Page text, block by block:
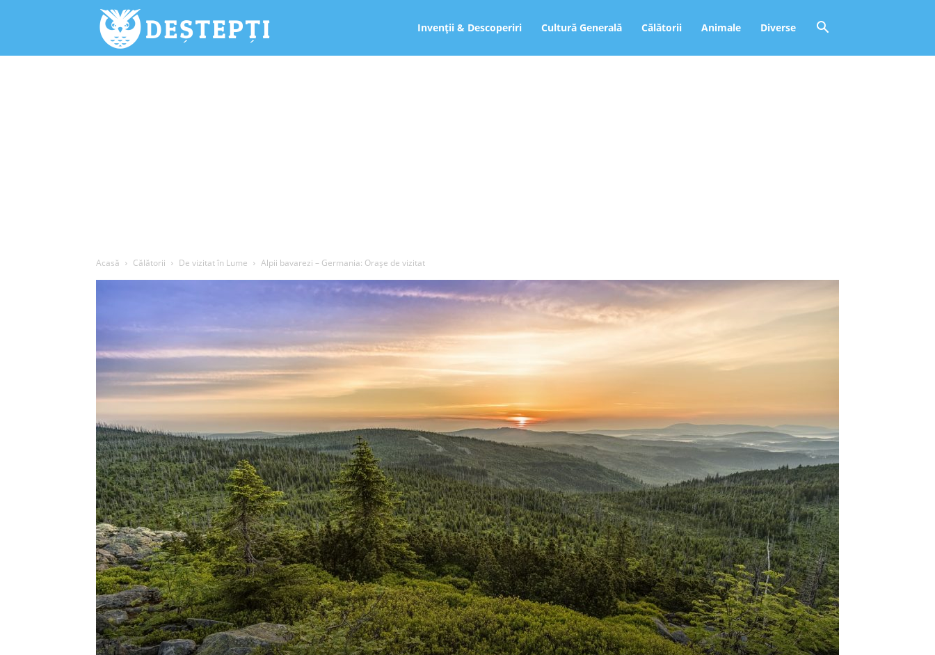
Deștepți.ro Invenții & Descoperiri Cultură Generală Călătorii Animale Diverse
Acasă Călătorii De vizitat în Lume Alpii bavarezi – Germania: Orașe de vizitat